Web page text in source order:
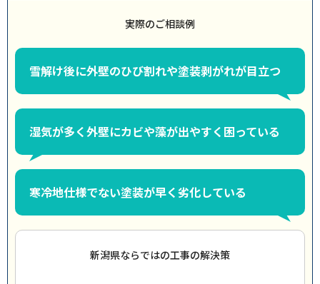
実際のご相談例
雪解け後に外壁のひび割れや塗装剥がれが目立つ
湿気が多く外壁にカビや藻が出やすく困っている
寒冷地仕様でない塗装が早く劣化している
新潟県ならではの工事の解決策